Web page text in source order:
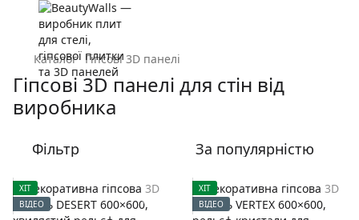
Каталог Гіпсові 3D панелі
Гіпсові 3D панелі для стін від
виробника
Фільтр За популярністю
ХІТ
ВІДЕО
ХІТ
ВІДЕО